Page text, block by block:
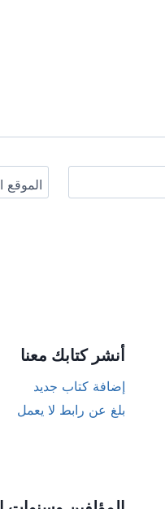
الموقع
أنشر كتابك معنا
إضافة كتاب جديد
بلغ عن رابط لا يعمل